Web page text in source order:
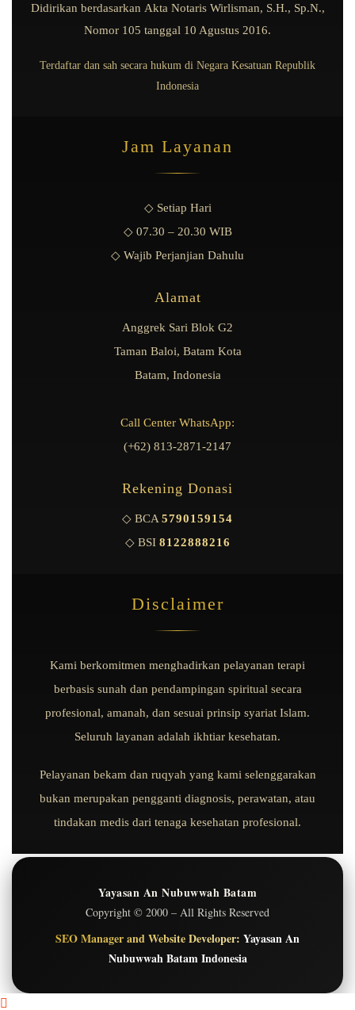
Didirikan berdasarkan Akta Notaris Wirlisman, S.H., Sp.N.,
Nomor 105 tanggal 10 Agustus 2016.
Terdaftar dan sah secara hukum di Negara Kesatuan Republik
Indonesia
Jam Layanan
◇ Setiap Hari
◇ 07.30 – 20.30 WIB
◇ Wajib Perjanjian Dahulu
Alamat
Anggrek Sari Blok G2
Taman Baloi, Batam Kota
Batam, Indonesia
Call Center WhatsApp:
(+62) 813-2871-2147
Rekening Donasi
◇ BCA 5790159154
◇ BSI 8122888216
Disclaimer
Kami berkomitmen menghadirkan pelayanan terapi
berbasis sunah dan pendampingan spiritual secara
profesional, amanah, dan sesuai prinsip syariat Islam.
Seluruh layanan adalah ikhtiar kesehatan.
Pelayanan bekam dan ruqyah yang kami selenggarakan
bukan merupakan pengganti diagnosis, perawatan, atau
tindakan medis dari tenaga kesehatan profesional.
Yayasan An Nubuwwah Batam
Copyright © 2000 – All Rights Reserved
SEO Manager and Website Developer: Yayasan An
Nubuwwah Batam Indonesia